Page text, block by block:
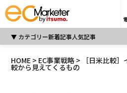
カテゴリー新着記事人気記事
HOME > EC事業戦略 > ［日米比較］
較から見えてくるもの